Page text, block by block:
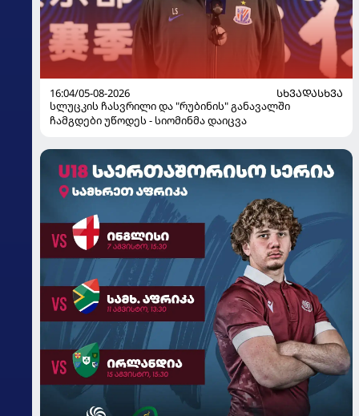
16:04/05-08-2026
ᲡᲮᲕᲐᲓᲐᲡᲮᲕᲐ
სლუცკის ჩასვრილი და "რუბინის" განავალში
ჩამგდები უწოდეს - სიომინმა დაიცვა